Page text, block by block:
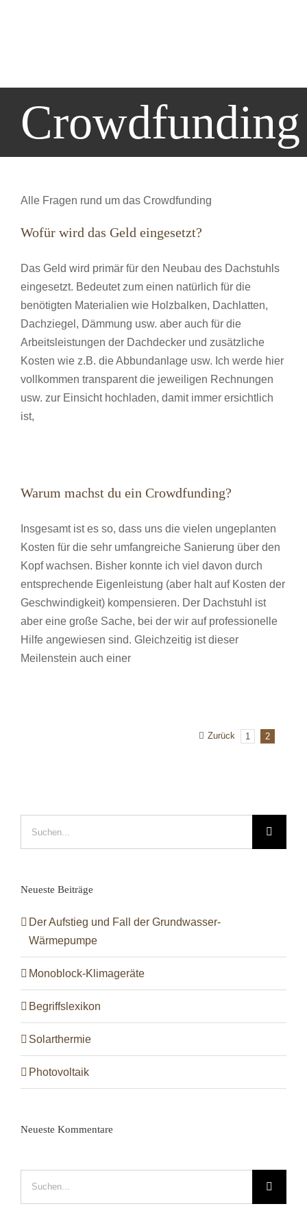
Crowdfunding
Alle Fragen rund um das Crowdfunding
Wofür wird das Geld eingesetzt?
Das Geld wird primär für den Neubau des Dachstuhls
eingesetzt. Bedeutet zum einen natürlich für die
benötigten Materialien wie Holzbalken, Dachlatten,
Dachziegel, Dämmung usw. aber auch für die
Arbeitsleistungen der Dachdecker und zusätzliche
Kosten wie z.B. die Abbundanlage usw. Ich werde hier
vollkommen transparent die jeweiligen Rechnungen
usw. zur Einsicht hochladen, damit immer ersichtlich
ist,
Warum machst du ein Crowdfunding?
Insgesamt ist es so, dass uns die vielen ungeplanten
Kosten für die sehr umfangreiche Sanierung über den
Kopf wachsen. Bisher konnte ich viel davon durch
entsprechende Eigenleistung (aber halt auf Kosten der
Geschwindigkeit) kompensieren. Der Dachstuhl ist
aber eine große Sache, bei der wir auf professionelle
Hilfe angewiesen sind. Gleichzeitig ist dieser
Meilenstein auch einer
Zurück 1 2
Neueste Beiträge
Der Aufstieg und Fall der Grundwasser-
Wärmepumpe
Monoblock-Klimageräte
Begriffslexikon
Solarthermie
Photovoltaik
Neueste Kommentare